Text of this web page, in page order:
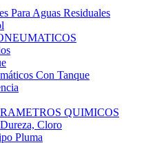
Para Aguas Residuales
Con Tanque
QUIMICOS
Cloro
Pluma